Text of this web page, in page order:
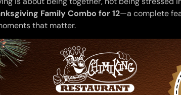
Family Combo for 12—a complete
that matter.